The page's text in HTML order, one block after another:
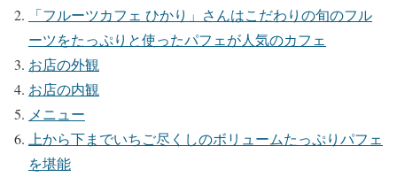
「フルーツカフェ ひかり」さんはこだわりの旬のフル
ーツをたっぷりと使ったパフェが人気のカフェ
お店の外観
お店の内観
メニュー
上から下までいちご尽くしのボリュームたっぷりパフェ
を堪能